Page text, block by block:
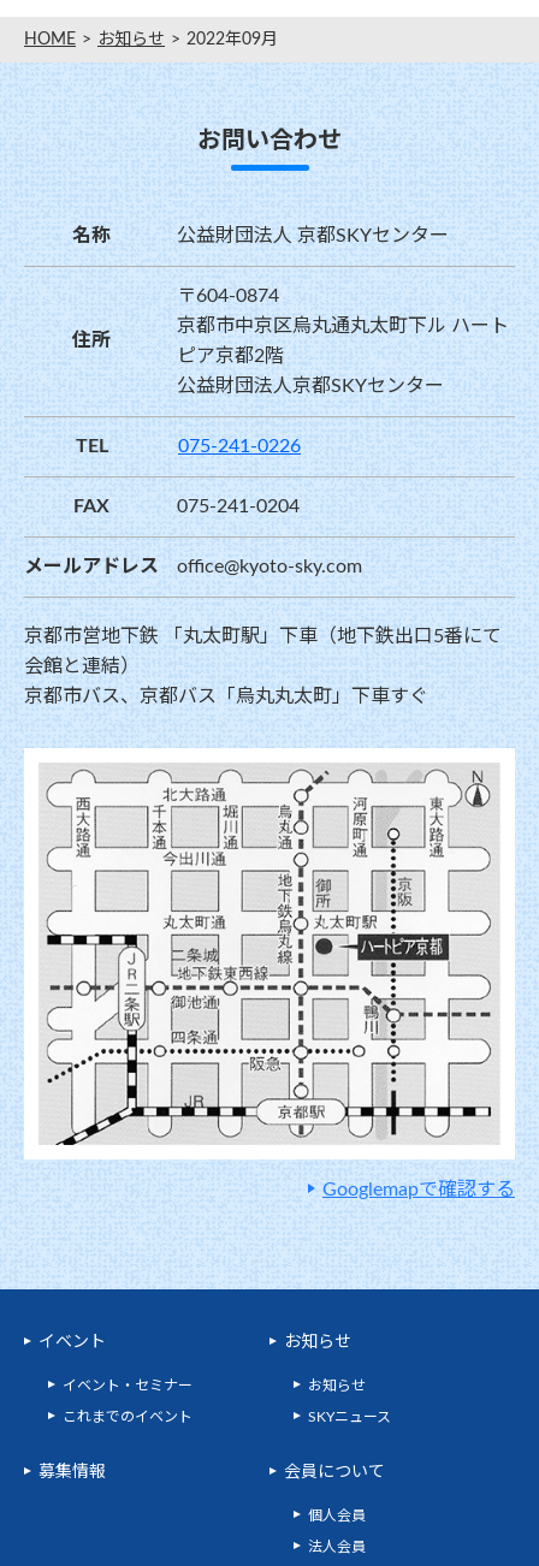
HOME お知らせ 2022年09月
お問い合わせ
名称 公益財団法人 京都SKYセンター
住所
〒604-0874
京都市中京区烏丸通丸太町下ル ハート
ピア京都2階
公益財団法人京都SKYセンター
TEL 075-241-0226
FAX 075-241-0204
メールアドレス office@kyoto-sky.com
京都市営地下鉄 「丸太町駅」下車（地下鉄出口5番にて
会館と連結）
京都市バス、京都バス「烏丸丸太町」下車すぐ
Googlemapで確認する
イベント
イベント・セミナー
これまでのイベント
募集情報
お知らせ
お知らせ
SKYニュース
会員について
個人会員
法人会員